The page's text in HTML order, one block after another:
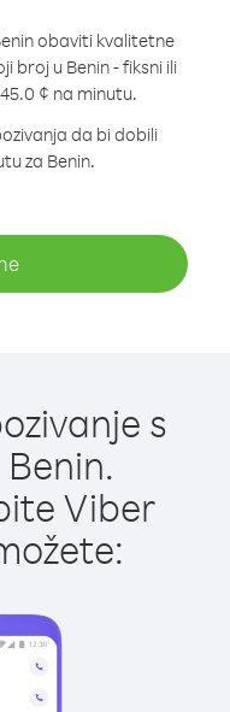
obaviti kvalitetne
broj u Benin - fiksni ili
¢ na minutu.
da bi dobili
za Benin.
s
Viber